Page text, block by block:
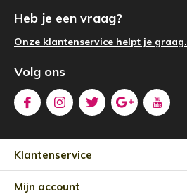
Heb je een vraag?
Onze klantenservice helpt je graag.
Volg ons
Klantenservice
Mijn account